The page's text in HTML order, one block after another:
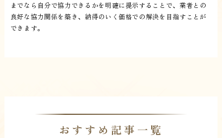
までなら自分で協力できるかを明確に提示することで、業者との
良好な協力関係を築き、納得のいく価格での解決を目指すことが
できます。
おすすめ記事一覧